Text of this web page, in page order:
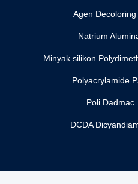
Agen Decoloring
Natrium
Minyak silikon
Polyacrylamide
Poli Dadmac
DCDA